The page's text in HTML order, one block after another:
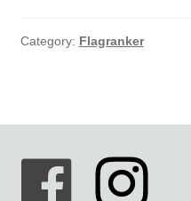
Min Konto
Shop
Category: Flagranker